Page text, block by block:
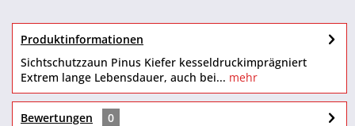
Produktinformationen
Sichtschutzzaun Pinus Kiefer kesseldruckimprägniert
Extrem lange Lebensdauer, auch bei... mehr
Bewertungen
0